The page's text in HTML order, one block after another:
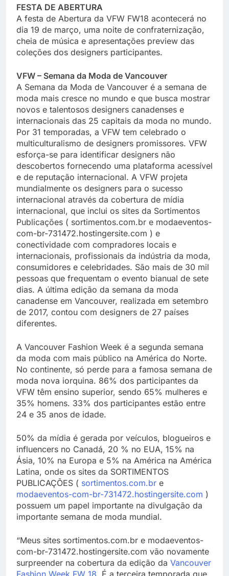
FESTA DE ABERTURA
A festa de Abertura da VFW FW18 acontecerá no
dia 19 de março, uma noite de confraternização,
cheia de música e apresentações preview das
coleções dos designers participantes.
VFW – Semana da Moda de Vancouver
A Semana da Moda de Vancouver é a semana de
moda mais cresce no mundo e que busca mostrar
novos e talentosos designers canadenses e
internacionais das 25 capitais da moda no mundo.
Por 31 temporadas, a VFW tem celebrado o
multiculturalismo de designers promissores. VFW
esforça-se para identificar designers não
descobertos fornecendo uma plataforma acessível
e de reputação internacional. A VFW projeta
mundialmente os designers para o sucesso
internacional através da cobertura de mídia
internacional, que inclui os sites da Sortimentos
Publicações ( sortimentos.com.br e modaeventos-
com-br-731472.hostingersite.com ) e
conectividade com compradores locais e
internacionais, profissionais da indústria da moda,
consumidores e celebridades. São mais de 30 mil
pessoas que frequentam o evento bianual de sete
dias. A última edição da semana da moda
canadense em Vancouver, realizada em setembro
de 2017, contou com designers de 27 países
diferentes.
A Vancouver Fashion Week é a segunda semana
da moda com mais público na América do Norte.
No continente, só perde para a famosa semana de
moda nova iorquina. 86% dos participantes da
VFW têm ensino superior, sendo 65% mulheres e
35% homens. 33% dos participantes estão entre
24 e 35 anos de idade.
50% da mídia é gerada por veículos, blogueiros e
influencers no Canadá, 20 % no EUA, 15% na
Ásia, 10% na Europa e 5% na América na América
Latina, onde os sites da SORTIMENTOS
PUBLICAÇÕES ( sortimentos.com.br e
modaeventos-com-br-731472.hostingersite.com )
possuem um papel importante na divulgação da
importante semana de moda mundial.
“Meus sites sortimentos.com.br e modaeventos-
com-br-731472.hostingersite.com vão novamente
surpreender na cobertura da edição da Vancouver